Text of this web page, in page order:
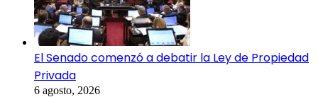
El Senado comenzó a debatir la Ley de Propiedad
Privada
6 agosto, 2026